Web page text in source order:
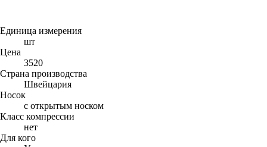
Единица измерения
шт
Цена
3520
Страна производства
Швейцария
Носок
с открытым носком
Класс компрессии
нет
Для кого